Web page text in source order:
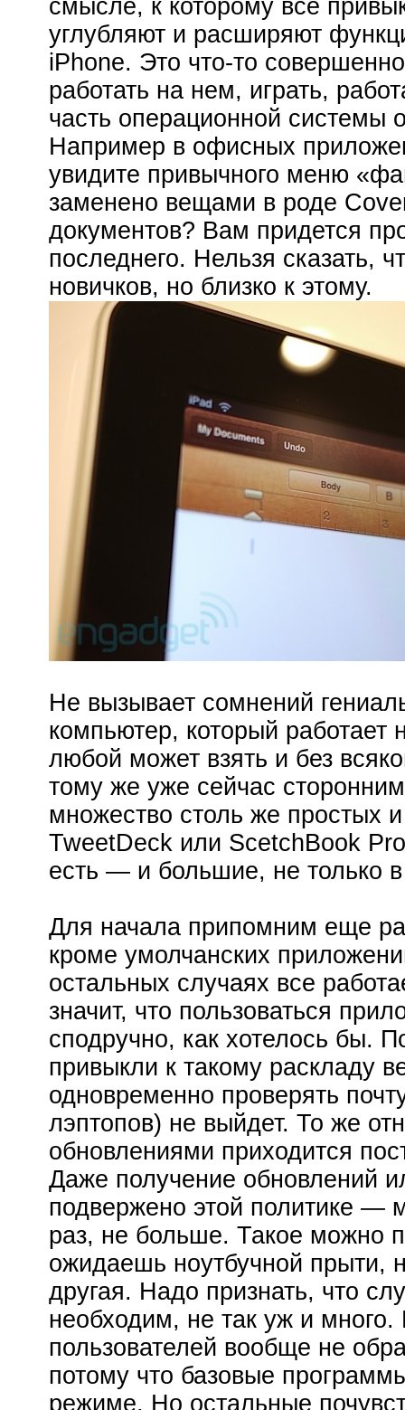
смысле, к которому все
углубляют и расширяют
iPhone. Это что-то
работать на нем, играть,
часть операционной системы
Например в офисных
увидите привычного меню
заменено вещами в роде
документов? Вам придется
последнего. Нельзя сказать,
новичков, но близко к этому.
Не вызывает сомнений
компьютер, который работает
любой может взять и без
тому же уже сейчас
множество столь же простых
TweetDeck или ScetchBook
есть — и большие, не только
Для начала припомним еще
кроме умолчанских
остальных случаях все
значит, что пользоваться
сподручно, как хотелось бы.
привыкли к такому раскладу
одновременно проверять
лэптопов) не выйдет. То же
обновлениями приходится
Даже получение обновлений
подвержено этой политике —
раз, не больше. Такое можно
ожидаешь ноутбучной прыти,
другая. Надо признать, что
необходим, не так уж и
пользователей вообще не
потому что базовые
режиме. Но остальные